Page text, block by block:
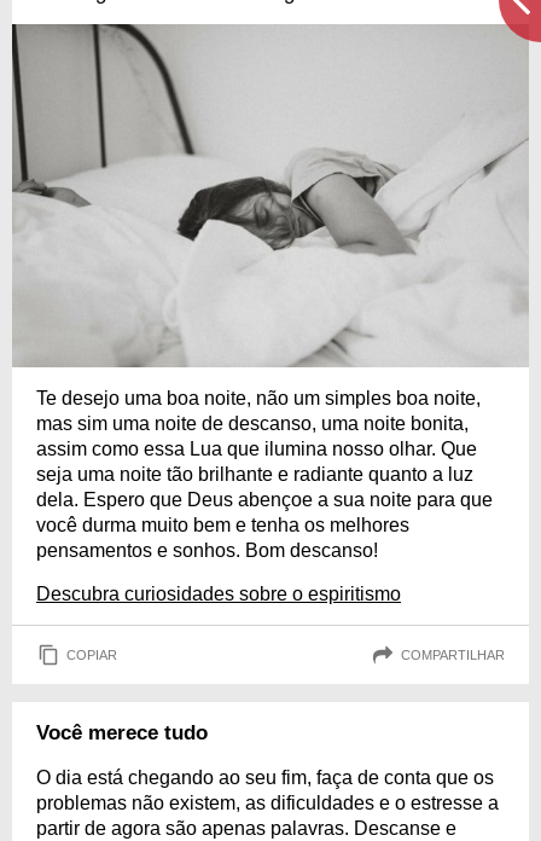
Te desejo uma boa noite, não um simples boa noite,
mas sim uma noite de descanso, uma noite bonita,
assim como essa Lua que ilumina nosso olhar. Que
seja uma noite tão brilhante e radiante quanto a luz
dela. Espero que Deus abençoe a sua noite para que
você durma muito bem e tenha os melhores
pensamentos e sonhos. Bom descanso!
Descubra curiosidades sobre o espiritismo
COPIAR COMPARTILHAR
Você merece tudo
O dia está chegando ao seu fim, faça de conta que os
problemas não existem, as dificuldades e o estresse a
partir de agora são apenas palavras. Descanse e